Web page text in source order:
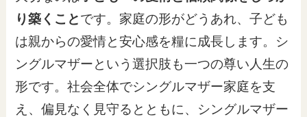
り築くことです。家庭の形がどうあれ、子ども
は親からの愛情と安心感を糧に成長します。シ
ングルマザーという選択肢も一つの尊い人生の
形です。社会全体でシングルマザー家庭を支
え、偏見なく見守るとともに、シングルマザー